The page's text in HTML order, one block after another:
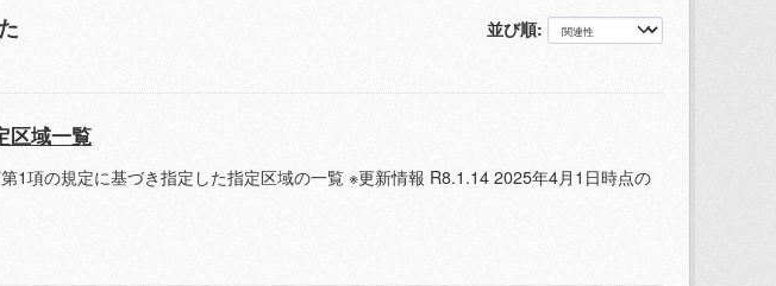
並び順
区域一覧
1項の規定に基づき指定した指定区域の一覧 ※更新情報 R8.1.14 2025年4月1日時点の